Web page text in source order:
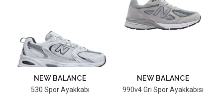
NEW BALANCE
530 Spor Ayakkabı
NEW BALANCE
990v4 Gri Spor Ayakkabısı